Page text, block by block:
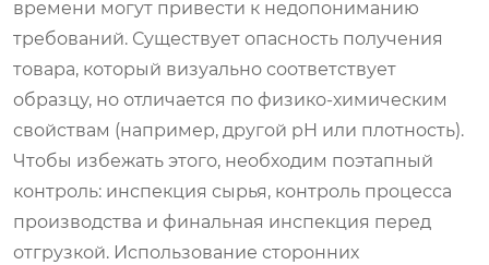
времени могут привести к недопониманию
требований. Существует опасность получения
товара, который визуально соответствует
образцу, но отличается по физико-химическим
свойствам (например, другой pH или плотность).
Чтобы избежать этого, необходим поэтапный
контроль: инспекция сырья, контроль процесса
производства и финальная инспекция перед
отгрузкой. Использование сторонних